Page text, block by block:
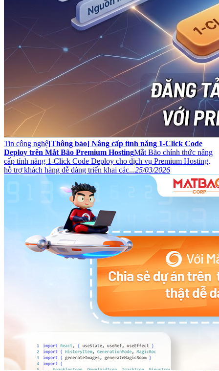
Tin công nghệ[Thông báo] Nâng cấp tính năng 1-Click Code
Deploy trên Mắt Bão Premium HostingMắt Bão chính thức nâng
cấp tính năng 1-Click Code Deploy cho dịch vụ Premium Hosting,
hỗ trợ khách hàng dễ dàng triển khai các...25/03/2026